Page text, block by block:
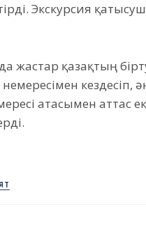
Экскурсия
жастар қазақтың
кездесіп,
атасымен аттас